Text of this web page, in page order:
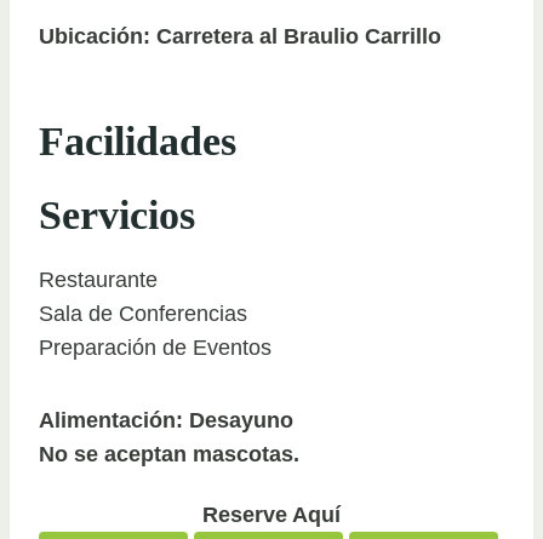
Ubicación: Carretera al Braulio Carrillo
Facilidades
Servicios
Restaurante
Sala de Conferencias
Preparación de Eventos
Alimentación: Desayuno
No se aceptan mascotas.
Reserve Aquí